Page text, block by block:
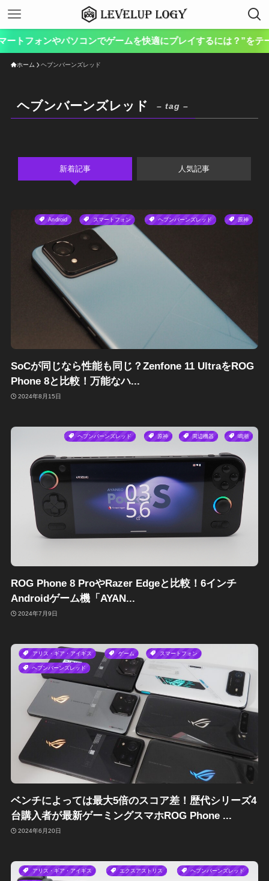
やパソコンでゲームを快適にプレイするには？”をテーマに、
ホーム ヘブンバーンズレッド
ヘブンバーンズレッド – tag –
新着記事 人気記事
Android スマートフォン ヘブンバーンズレッド 原神
SoCが同じなら性能も同じ？Zenfone 11 UltraをROG
Phone 8と比較！万能なハ...
2024年8月15日
ヘブンバーンズレッド 原神 周辺機器 鳴潮
ROG Phone 8 ProやRazer Edgeと比較！6インチ
Androidゲーム機「AYAN...
2024年7月9日
アリス・ギア・アイギス ゲーム スマートフォン
ヘブンバーンズレッド
ベンチによっては最大5倍のスコア差！歴代シリーズ4
台購入者が最新ゲーミングスマホROG Phone ...
2024年6月20日
アリス・ギア・アイギス エクスアストリス ヘブンバーンズレッド